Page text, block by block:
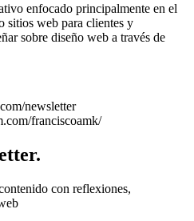
enfocado principalmente en el
sitios web para clientes y
sobre diseño web a través de
newsletter
franciscoamk/
con reflexiones,